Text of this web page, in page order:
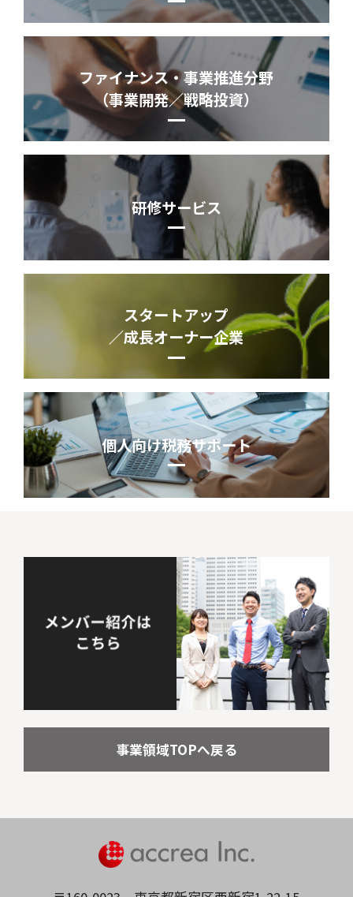
ファイナンス・事業推進分野
（事業開発／戦略投資）
研修サービス
スタートアップ
／成長オーナー企業
個人向け税務サポート
事業領域TOPへ戻る